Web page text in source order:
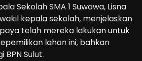
Sekolah SMA 1 Suwawa, Lisna
kepala sekolah, menjelaskan
telah mereka lakukan untuk
lahan ini, bahkan
Sulut.